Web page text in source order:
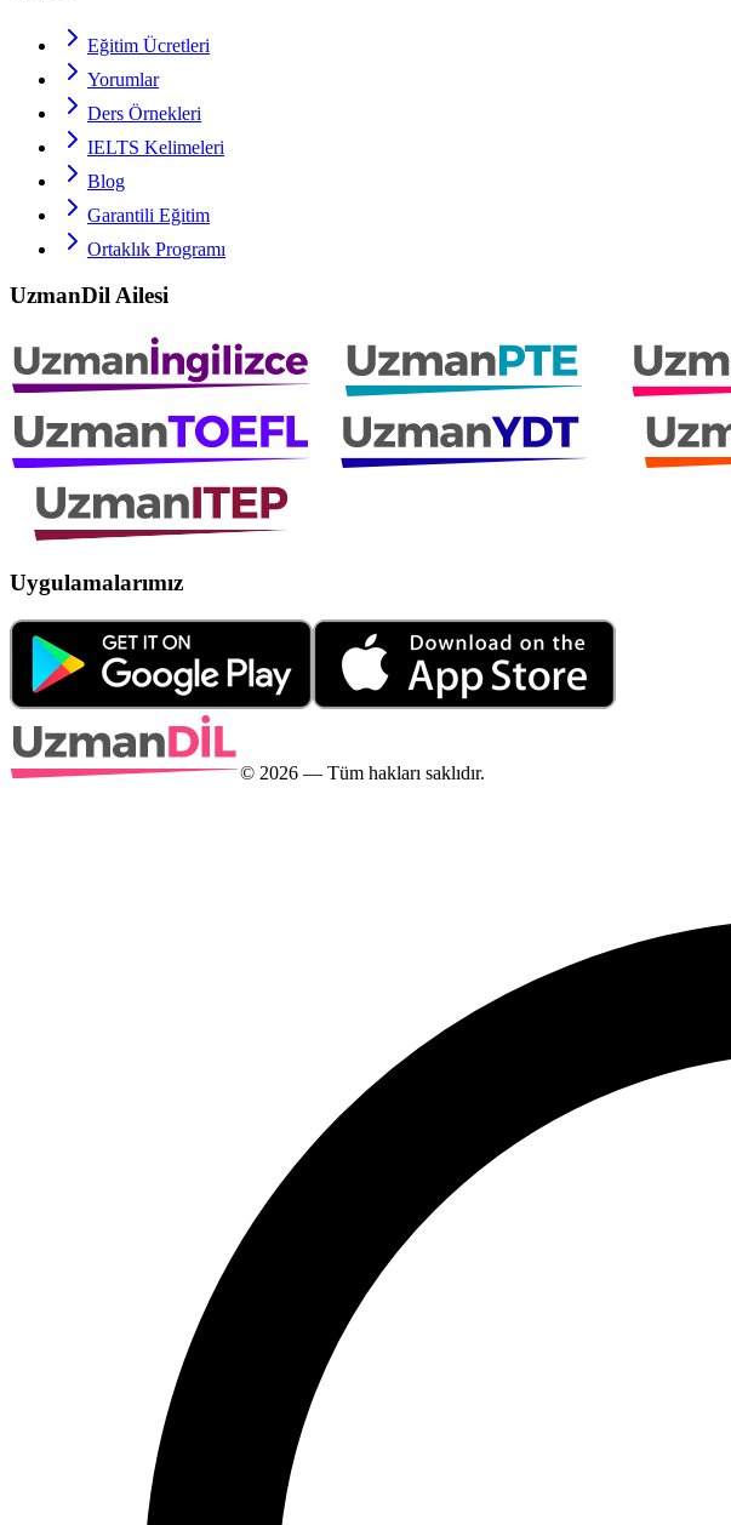
Eğitim Ücretleri
Yorumlar
Ders Örnekleri
IELTS Kelimeleri
Blog
Garantili Eğitim
Ortaklık Programı
UzmanDil Ailesi
Uygulamalarımız
© 2026 — Tüm hakları saklıdır.